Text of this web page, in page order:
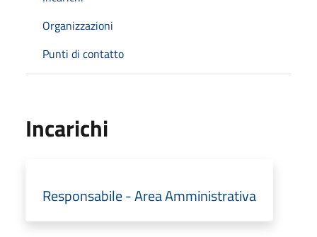
Organizzazioni
Punti di contatto
Incarichi
Responsabile - Area Amministrativa